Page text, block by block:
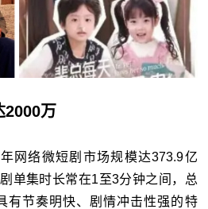
2000万
网络微短剧市场规模达373.9亿
单集时长常在1至3分钟之间，总
有节奏明快、剧情冲击性强的特